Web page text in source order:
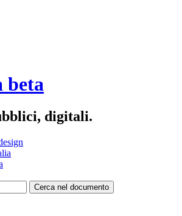
beta
digitali.
Cerca nel documento